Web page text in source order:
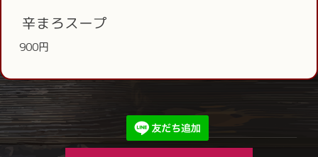
辛まろスープ
900円